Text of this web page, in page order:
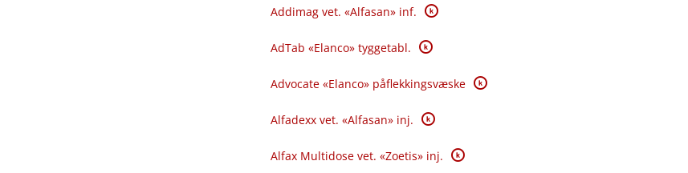
Addimag vet. «Alfasan» inf. K
AdTab «Elanco» tyggetabl. K
Advocate «Elanco» påflekkingsvæske K
Alfadexx vet. «Alfasan» inj. K
Alfax Multidose vet. «Zoetis» inj. K